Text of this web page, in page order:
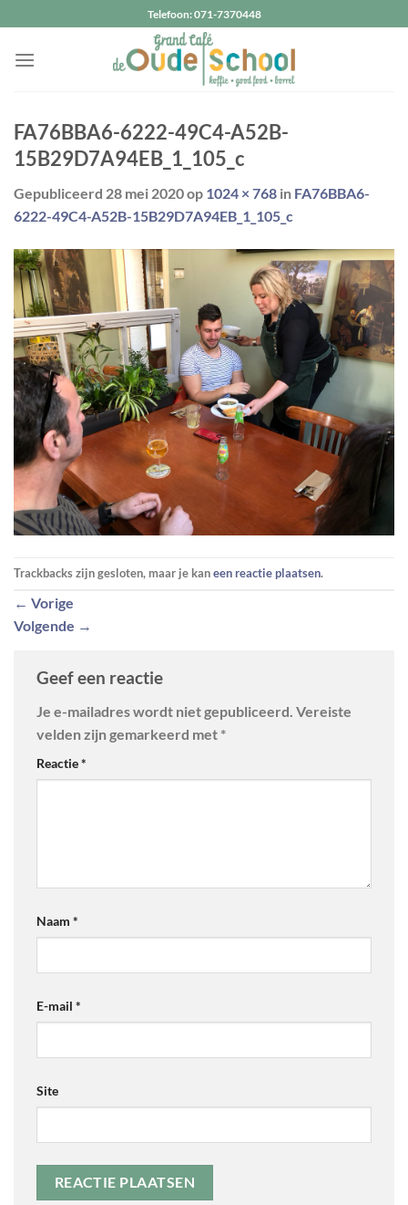
naar
inhoud
Telefoon: 071-7370448
FA76BBA6-6222-49C4-A52B-
15B29D7A94EB_1_105_c
Gepubliceerd 28 mei 2020op 1024 × 768 in FA76BBA6-
6222-49C4-A52B-15B29D7A94EB_1_105_c
Trackbacks zijn gesloten, maar je kaneen reactie plaatsen.
← Vorige
Volgende →
Geef een reactie
Je e-mailadres wordt niet gepubliceerd. Vereiste
velden zijn gemarkeerd met *
Reactie*
Naam *
E-mail *
Site